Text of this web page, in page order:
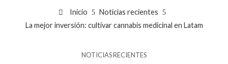
Inicio
Noticias recientes
La mejor inversión: cultivar cannabis medicinal en Latam
NOTICIAS RECIENTES